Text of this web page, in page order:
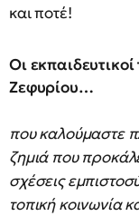
και ποτέ!
Οι εκπαιδευτικοί
Ζεφυρίου…
που καλούμαστε
ζημιά που
σχέσεις
τοπική κοινωνία